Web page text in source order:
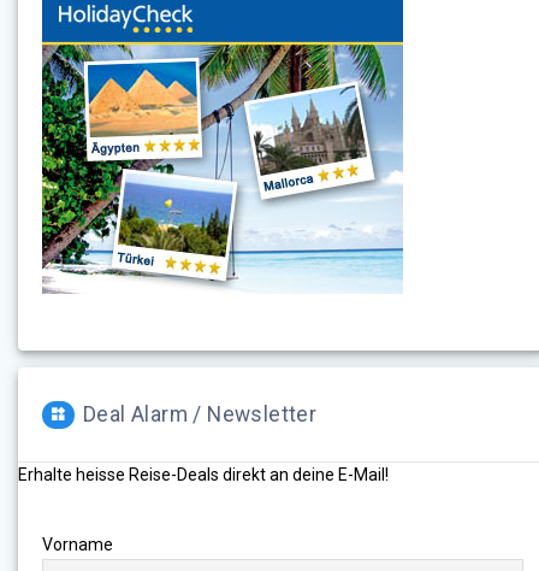
Deal Alarm / Newsletter
Erhalte heisse Reise-Deals direkt an deine E-Mail!
Vorname